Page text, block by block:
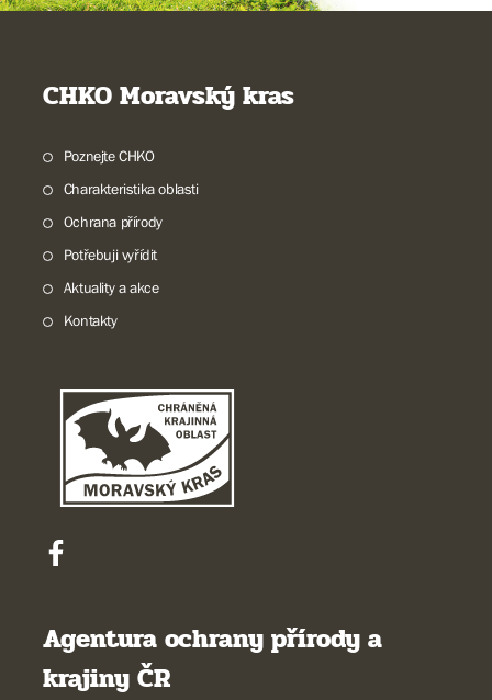
CHKO Moravský kras
Poznejte CHKO
Charakteristika oblasti
Ochrana přírody
Potřebuji vyřídit
Aktuality a akce
Kontakty
Agentura ochrany přírody a
krajiny ČR